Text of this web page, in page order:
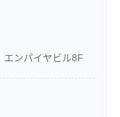
ンパイヤビル8F